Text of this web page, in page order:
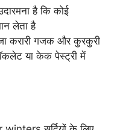
है कि कोई
लेता है
करारी गजक और कुरकुरी
या केक पेस्ट्री में